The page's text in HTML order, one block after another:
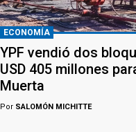
ECONOMÍA
YPF vendió dos
USD 405 millones
Muerta
Por SALOMÓN MICHITTE